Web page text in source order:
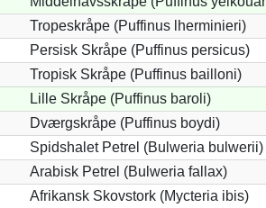
Tropeskråpe (Puffinus lherminieri)
Persisk Skråpe (Puffinus persicus)
Tropisk Skråpe (Puffinus bailloni)
Lille Skråpe (Puffinus baroli)
Dværgskråpe (Puffinus boydi)
Spidshalet Petrel (Bulweria bulwerii)
Arabisk Petrel (Bulweria fallax)
Afrikansk Skovstork (Mycteria ibis)